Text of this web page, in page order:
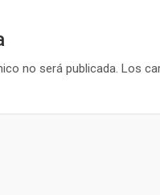
no será publicada. Los